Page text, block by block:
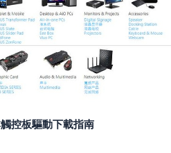
控板驅動下載指南